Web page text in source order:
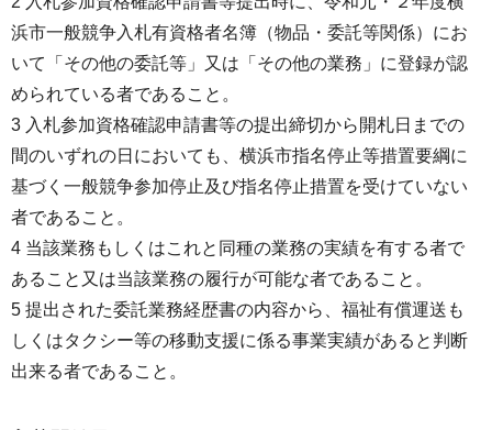
浜市一般競争入札有資格者名簿（物品・委託等関係）にお
いて「その他の委託等」又は「その他の業務」に登録が認
められている者であること。
3 入札参加資格確認申請書等の提出締切から開札日までの
間のいずれの日においても、横浜市指名停止等措置要綱に
基づく一般競争参加停止及び指名停止措置を受けていない
者であること。
4 当該業務もしくはこれと同種の業務の実績を有する者で
あること又は当該業務の履行が可能な者であること。
5 提出された委託業務経歴書の内容から、福祉有償運送も
しくはタクシー等の移動支援に係る事業実績があると判断
出来る者であること。